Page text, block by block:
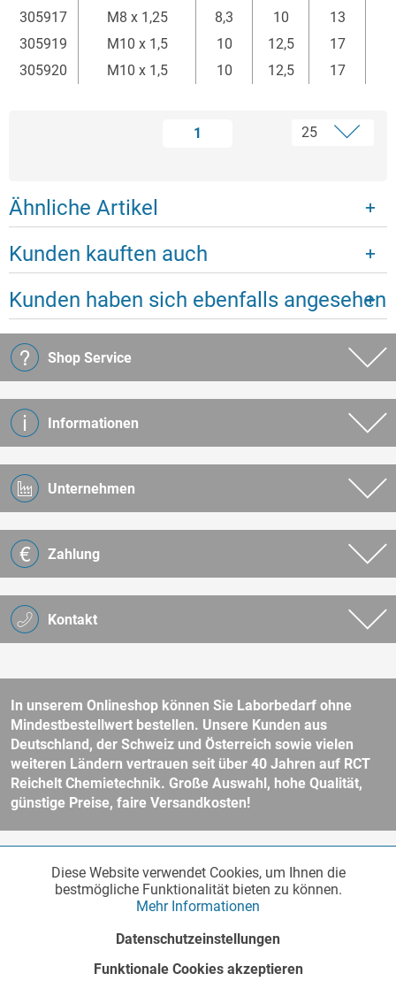
305917
M8 x 1,25 8,3 10 13
305919
M10 x 1,5 10 12,5 17
305920
M10 x 1,5 10 12,5 17
1
Ähnliche Artikel
Kunden kauften auch
Kunden haben sich ebenfalls angesehen
Kontakt
Shop Service
Informationen
Unternehmen
Zahlung
In unserem Onlineshop können Sie Laborbedarf ohne
Mindestbestellwert bestellen. Unsere Kunden aus
Deutschland, der Schweiz und Österreich sowie vielen
weiteren Ländern vertrauen seit über 40 Jahren auf RCT
Reichelt Chemietechnik. Große Auswahl, hohe Qualität,
günstige Preise, faire Versandkosten!
und ggf. Nachnahmegebühren, wenn nicht anders beschrieben.
Unser Webshop richtet sich an Unternehmer, öffentliche Institute und
andere gewerbliche Kunden im Sinne des § 14 BGB. Kein Verkauf an
für weitere Informationen.
Funktionale Aktiv
Diese Website verwendet Cookies, um Ihnen die
bestmögliche Funktionalität bieten zu können.
Mehr Informationen
Datenschutzeinstellungen
Funktionale Cookies akzeptieren